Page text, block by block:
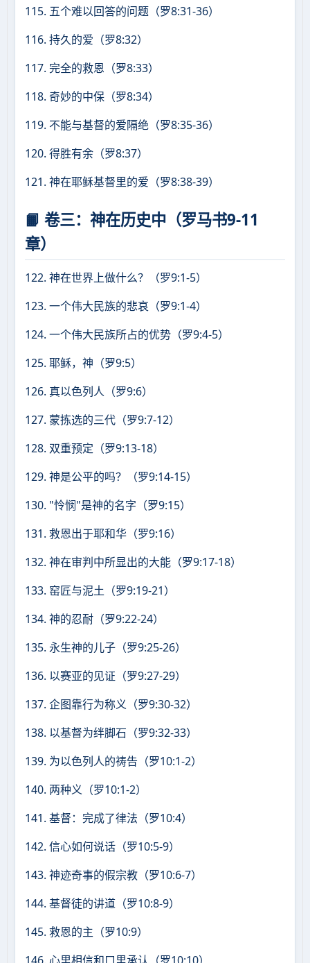
115. 五个难以回答的问题（罗8:31-36）
116. 持久的爱（罗8:32）
117. 完全的救恩（罗8:33）
118. 奇妙的中保（罗8:34）
119. 不能与基督的爱隔绝（罗8:35-36）
120. 得胜有余（罗8:37）
121. 神在耶稣基督里的爱（罗8:38-39）
📙 卷三：神在历史中（罗马书9-11
章）
122. 神在世界上做什么？（罗9:1-5）
123. 一个伟大民族的悲哀（罗9:1-4）
124. 一个伟大民族所占的优势（罗9:4-5）
125. 耶稣，神（罗9:5）
126. 真以色列人（罗9:6）
127. 蒙拣选的三代（罗9:7-12）
128. 双重预定（罗9:13-18）
129. 神是公平的吗？（罗9:14-15）
130. "怜悯"是神的名字（罗9:15）
131. 救恩出于耶和华（罗9:16）
132. 神在审判中所显出的大能（罗9:17-18）
133. 窑匠与泥土（罗9:19-21）
134. 神的忍耐（罗9:22-24）
135. 永生神的儿子（罗9:25-26）
136. 以赛亚的见证（罗9:27-29）
137. 企图靠行为称义（罗9:30-32）
138. 以基督为绊脚石（罗9:32-33）
139. 为以色列人的祷告（罗10:1-2）
140. 两种义（罗10:1-2）
141. 基督：完成了律法（罗10:4）
142. 信心如何说话（罗10:5-9）
143. 神迹奇事的假宗教（罗10:6-7）
144. 基督徒的讲道（罗10:8-9）
145. 救恩的主（罗10:9）